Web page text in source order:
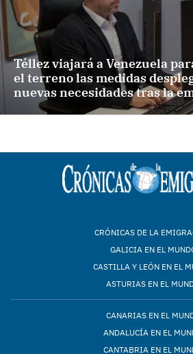
Téllez viajará a Venezuela
el terreno las medidas
nuevas necesidades tras la
CRÓNICAS DE LA
GALICIA EN EL
CASTILLA Y LEÓN EN EL
ASTURIAS EN EL
CANARIAS EN EL
ANDALUCÍA EN EL
CANTABRIA EN EL